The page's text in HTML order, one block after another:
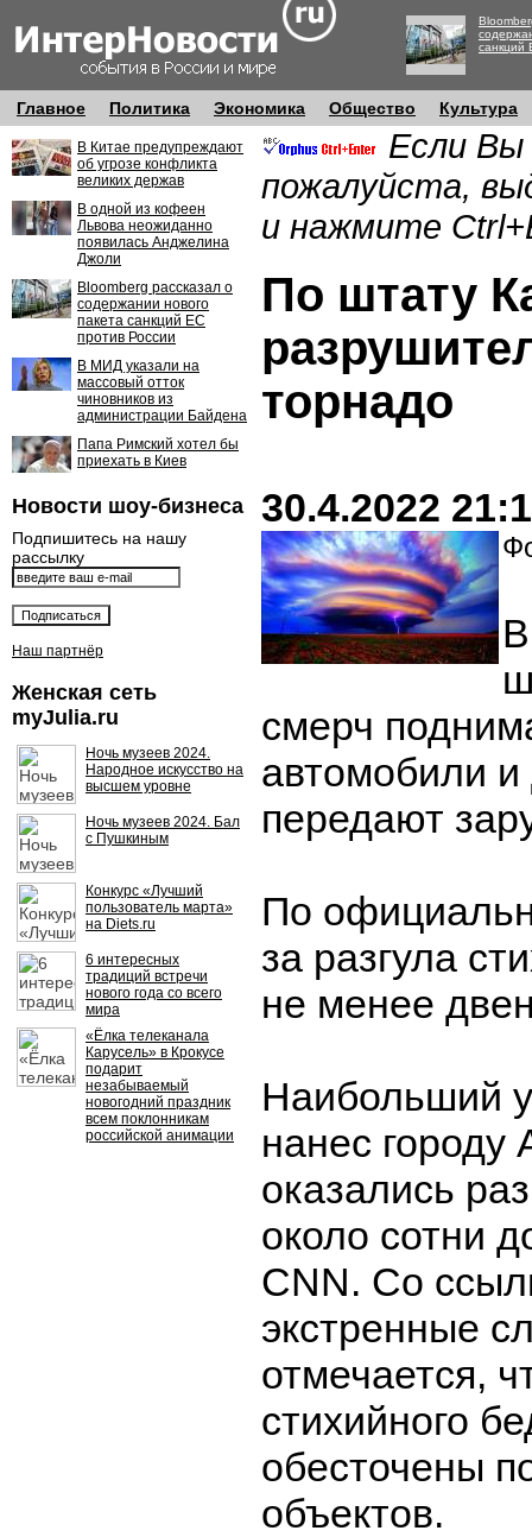
санкций
Главное Политика Экономика Общество Культура
В Китае предупреждают
об угрозе конфликта
великих держав
В одной из кофеен
Львова неожиданно
появилась Анджелина
Джоли
Bloomberg рассказал о
содержании нового
пакета санкций ЕС
против России
В МИД указали на
массовый отток
чиновников из
администрации Байдена
Папа Римский хотел бы
приехать в Киев
Новости шоу-бизнеса
Подпишитесь на нашу
рассылку
Наш партнёр
Женская сеть
myJulia.ru
Ночь музеев 2024.
Народное искусство на
высшем уровне
Ночь музеев 2024. Бал
с Пушкиным
Конкурс «Лучший
пользователь марта»
на Diets.ru
6 интересных
традиций встречи
нового года со всего
мира
«Ёлка телеканала
Карусель» в Крокусе
подарит
незабываемый
новогодний праздник
всем поклонникам
российской анимации
Если Вы
пожалуйста,
и нажмите
По штату
торнадо
30.4.2022
смерч
автомобили и
передают
По
за разгула
не менее
Наибольший
нанес городу
оказались
около сотни
CNN. Со
экстренные
отмечается,
стихийного
обесточены
объектов.